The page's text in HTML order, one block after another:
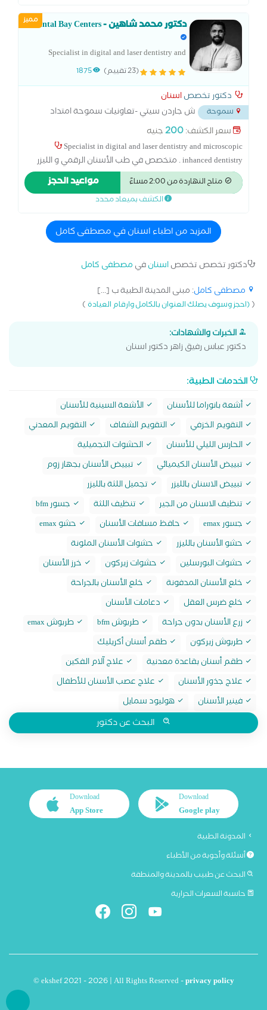
مميز دكتور محمد شاهين - Dental Bay Centers
Specialist in digital and laser dentistry and
microscopic inhanced dentistry متخصص في
المجهري
(23 تقييم) 1875
دكتور تخصصاسنان
سموحة
ش جاردن سيتي -تعاونيات سموحة امتداد
شارع مديرية امن الاسكندرية... سعر الكشف:200جنيه
Specialist in digital and laser dentistry and microscopic
inhanced dentistry . متخصص في طب الأسنان الرقمي و الليزر
لتجميل الاسنان وطب الأسنان المعزز باستخدام الميكروسكوب .
متخصص في علاج الجذور باستخدام الميكروسكوب specialist in
متاح النهاردة من 2:00 مساءً مواعيد الحجز
الكشف بميعاد محدد
المزيد من اطباء اسنان في مصطفى كامل
دكتور تخصص تخصصاسنانفي مصطفى كامل
مصطفى كامل: مبنى المدينة الطبية ب [...]
((احجز وسوف يصلك العنوان بالكامل وارقام العيادة)
الخبرات والشهادات:
دكتور عباس رفيق زاهر دكتور اسنان
الخدمات الطبية:
أشعة بانوراما للأسنان
الأشعة السينية للأسنان
التقويم الخزفي
التقويم الشفاف
التقويم المعدني
الحارس الليلي للأسنان
الحشوات التجميلية
تبييض الأسنان الكيميائي
تبييض الأسنان بجهاز زوم
تبييض الاسنان بالليزر
تجميل اللثة بالليزر
تنظيف الاسنان من الجير
تنظيف اللثة
جسور bfm
جسور emax
حافظ مسافات الأسنان
حشو emax
حشو الأسنان بالليزر
حشوات الأسنان الملونة
حشوات البورسلين
حشوات زيركون
خرز الأسنان
خلع الأسنان المدفونة
خلع الأسنان بالجراحة
خلع ضرس العقل
دعامات الأسنان
زرع الأسنان بدون جراحة
طربوش bfm
طربوش emax
طربوش زيركون
طقم أسنان أكريليك
طقم أسنان بقاعدة معدنية
علاج آلام الفكين
علاج جذور الأسنان
علاج عصب الأسنان للأطفال
فينير الأسنان
هوليود سمايل
البحث عن دكتور
Download
Google play
Download
App Store
المدونة الطبية
أسئلة وأجوبة من الأطباء
البحث عن طبيب بالمدينة والمنطقة
حاسبة السعرات الحرارية
© ekshef 2021 - 2026 | All Rights Reserved -privacy policy